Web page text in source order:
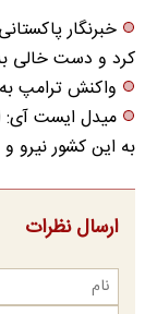
خبرنگار
کرد و دست خالی به
واکنش ترامپ
میدل‌ ایست آی:
به این کشور نیرو و
ارسال نظرات